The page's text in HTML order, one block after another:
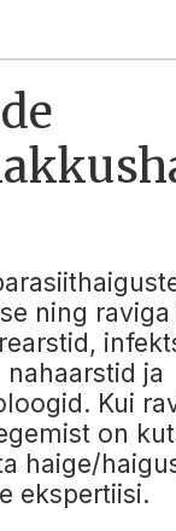
ning
ja
Kui
on
haige/
ekspertiisi.